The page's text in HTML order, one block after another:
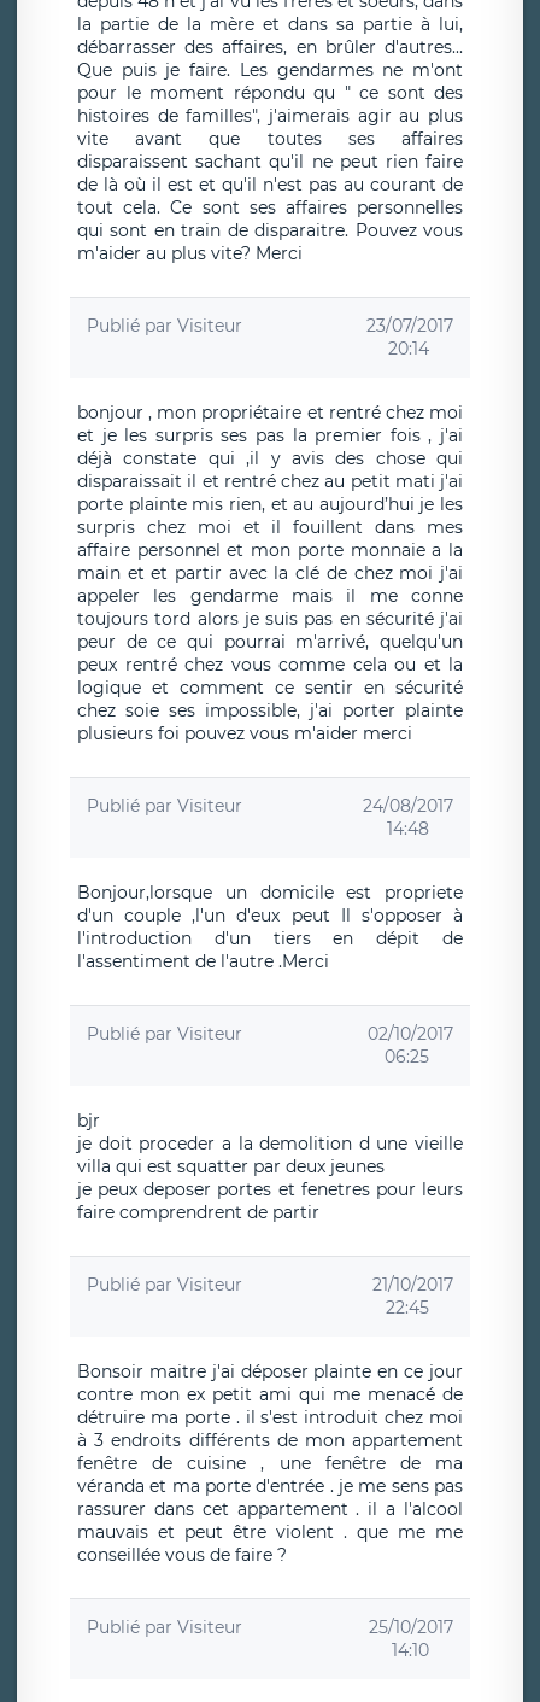
la partie de la mère et dans sa partie à lui,
débarrasser des affaires, en brûler d'autres...
Que puis je faire. Les gendarmes ne m'ont
pour le moment répondu qu " ce sont des
histoires de familles", j'aimerais agir au plus
vite avant que toutes ses affaires
disparaissent sachant qu'il ne peut rien faire
de là où il est et qu'il n'est pas au courant de
tout cela. Ce sont ses affaires personnelles
qui sont en train de disparaitre. Pouvez vous
m'aider au plus vite? Merci
Publié par Visiteur
23/07/2017
20:14
bonjour , mon propriétaire et rentré chez moi
et je les surpris ses pas la premier fois , j'ai
déjà constate qui ,il y avis des chose qui
disparaissait il et rentré chez au petit mati j'ai
porte plainte mis rien, et au aujourd’hui je les
surpris chez moi et il fouillent dans mes
affaire personnel et mon porte monnaie a la
main et et partir avec la clé de chez moi j'ai
appeler les gendarme mais il me conne
toujours tord alors je suis pas en sécurité j'ai
peur de ce qui pourrai m'arrivé, quelqu'un
peux rentré chez vous comme cela ou et la
logique et comment ce sentir en sécurité
chez soie ses impossible, j'ai porter plainte
plusieurs foi pouvez vous m'aider merci
Publié par Visiteur
24/08/2017
14:48
Bonjour,lorsque un domicile est propriete
d'un couple ,l'un d'eux peut Il s'opposer à
l'introduction d'un tiers en dépit de
l'assentiment de l'autre .Merci
Publié par Visiteur
02/10/2017
06:25
bjr
je doit proceder a la demolition d une vieille
villa qui est squatter par deux jeunes
je peux deposer portes et fenetres pour leurs
faire comprendrent de partir
Publié par Visiteur
21/10/2017
22:45
Bonsoir maitre j'ai déposer plainte en ce jour
contre mon ex petit ami qui me menacé de
détruire ma porte . il s'est introduit chez moi
à 3 endroits différents de mon appartement
fenêtre de cuisine , une fenêtre de ma
véranda et ma porte d'entrée . je me sens pas
rassurer dans cet appartement . il a l'alcool
mauvais et peut être violent . que me me
conseillée vous de faire ?
Publié par Visiteur
25/10/2017
14:10